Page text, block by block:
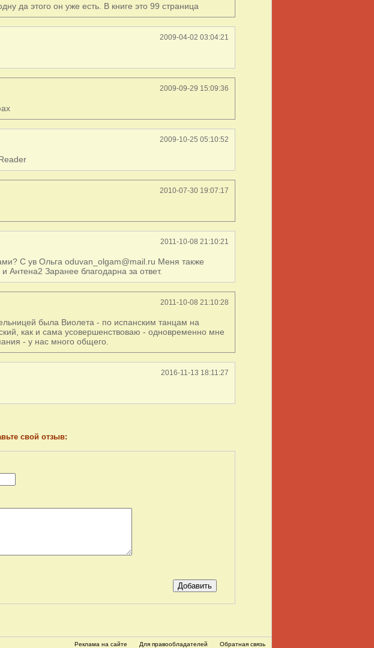
да этого он уже есть. В книге это 99 страница
2009-04-02 03:04:21
2009-09-29 15:09:36
2009-10-25 05:10:52
2010-07-30 19:07:17
2011-10-08 21:10:21
С ув Ольга oduvan_olgam@mail.ru Меня также
Антена2 Заранее благодарна за ответ.
2011-10-08 21:10:28
была Виолета - по испанским танцам на
как и сама усовершенствоваю - одновременно мне
- у нас много общего.
2016-11-13 18:11:27
свой отзыв:
Обратная связь
Для правообладателей
Реклама на сайте